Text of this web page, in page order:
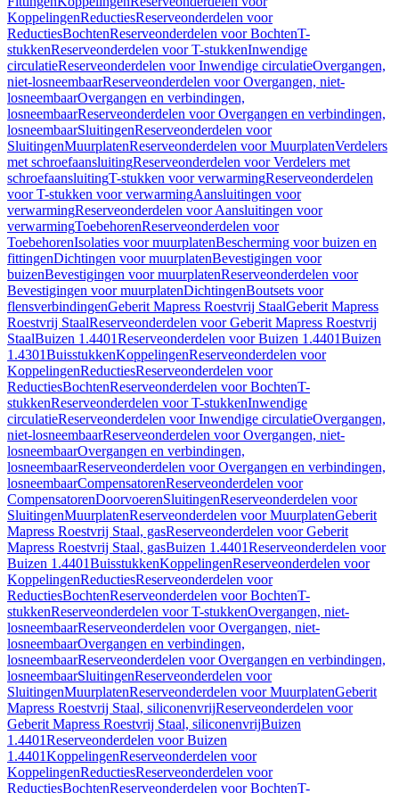
KoppelingenReductiesReserveonderdelen voor
ReductiesBochtenReserveonderdelen voor BochtenT-
stukkenReserveonderdelen voor T-stukkenInwendige
circulatieReserveonderdelen voor Inwendige circulatieOvergangen,
niet-losneembaarReserveonderdelen voor Overgangen, niet-
losneembaarOvergangen en verbindingen,
losneembaarReserveonderdelen voor Overgangen en verbindingen,
losneembaarSluitingenReserveonderdelen voor
SluitingenMuurplatenReserveonderdelen voor MuurplatenVerdelers
met schroefaansluitingReserveonderdelen voor Verdelers met
schroefaansluitingT-stukken voor verwarmingReserveonderdelen
voor T-stukken voor verwarmingAansluitingen voor
verwarmingReserveonderdelen voor Aansluitingen voor
verwarmingToebehorenReserveonderdelen voor
ToebehorenIsolaties voor muurplatenBescherming voor buizen en
fittingenDichtingen voor muurplatenBevestigingen voor
buizenBevestigingen voor muurplatenReserveonderdelen voor
Bevestigingen voor muurplatenDichtingenBoutsets voor
flensverbindingenGeberit Mapress Roestvrij StaalGeberit Mapress
Roestvrij StaalReserveonderdelen voor Geberit Mapress Roestvrij
StaalBuizen 1.4401Reserveonderdelen voor Buizen 1.4401Buizen
1.4301BuisstukkenKoppelingenReserveonderdelen voor
KoppelingenReductiesReserveonderdelen voor
ReductiesBochtenReserveonderdelen voor BochtenT-
stukkenReserveonderdelen voor T-stukkenInwendige
circulatieReserveonderdelen voor Inwendige circulatieOvergangen,
niet-losneembaarReserveonderdelen voor Overgangen, niet-
losneembaarOvergangen en verbindingen,
losneembaarReserveonderdelen voor Overgangen en verbindingen,
losneembaarCompensatorenReserveonderdelen voor
CompensatorenDoorvoerenSluitingenReserveonderdelen voor
SluitingenMuurplatenReserveonderdelen voor MuurplatenGeberit
Mapress Roestvrij Staal, gasReserveonderdelen voor Geberit
Mapress Roestvrij Staal, gasBuizen 1.4401Reserveonderdelen voor
Buizen 1.4401BuisstukkenKoppelingenReserveonderdelen voor
KoppelingenReductiesReserveonderdelen voor
ReductiesBochtenReserveonderdelen voor BochtenT-
stukkenReserveonderdelen voor T-stukkenOvergangen, niet-
losneembaarReserveonderdelen voor Overgangen, niet-
losneembaarOvergangen en verbindingen,
losneembaarReserveonderdelen voor Overgangen en verbindingen,
losneembaarSluitingenReserveonderdelen voor
SluitingenMuurplatenReserveonderdelen voor MuurplatenGeberit
Mapress Roestvrij Staal, siliconenvrijReserveonderdelen voor
Geberit Mapress Roestvrij Staal, siliconenvrijBuizen
1.4401Reserveonderdelen voor Buizen
1.4401KoppelingenReserveonderdelen voor
KoppelingenReductiesReserveonderdelen voor
ReductiesBochtenReserveonderdelen voor BochtenT-